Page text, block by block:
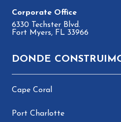
6330 Techster Blvd.
Fort Myers, FL 33966
DONDE
Cape Coral
Port Charlotte